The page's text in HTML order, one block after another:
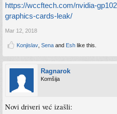
https://wccftech.com/nvidia-
graphics-cards-leak/
Mar 12, 2018
Konjislav Sena and Esh like this.
Ragnarok
Komšija
Novi driveri već izašli: